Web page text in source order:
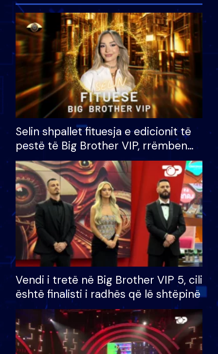
Selin shpallet fituesja e edicionit të
pestë të Big Brother VIP, rrëmben
çmimin e madh prej 100 mijë eurosh
Vendi i tretë në Big Brother VIP 5, cili
është finalisti i radhës që lë shtëpinë